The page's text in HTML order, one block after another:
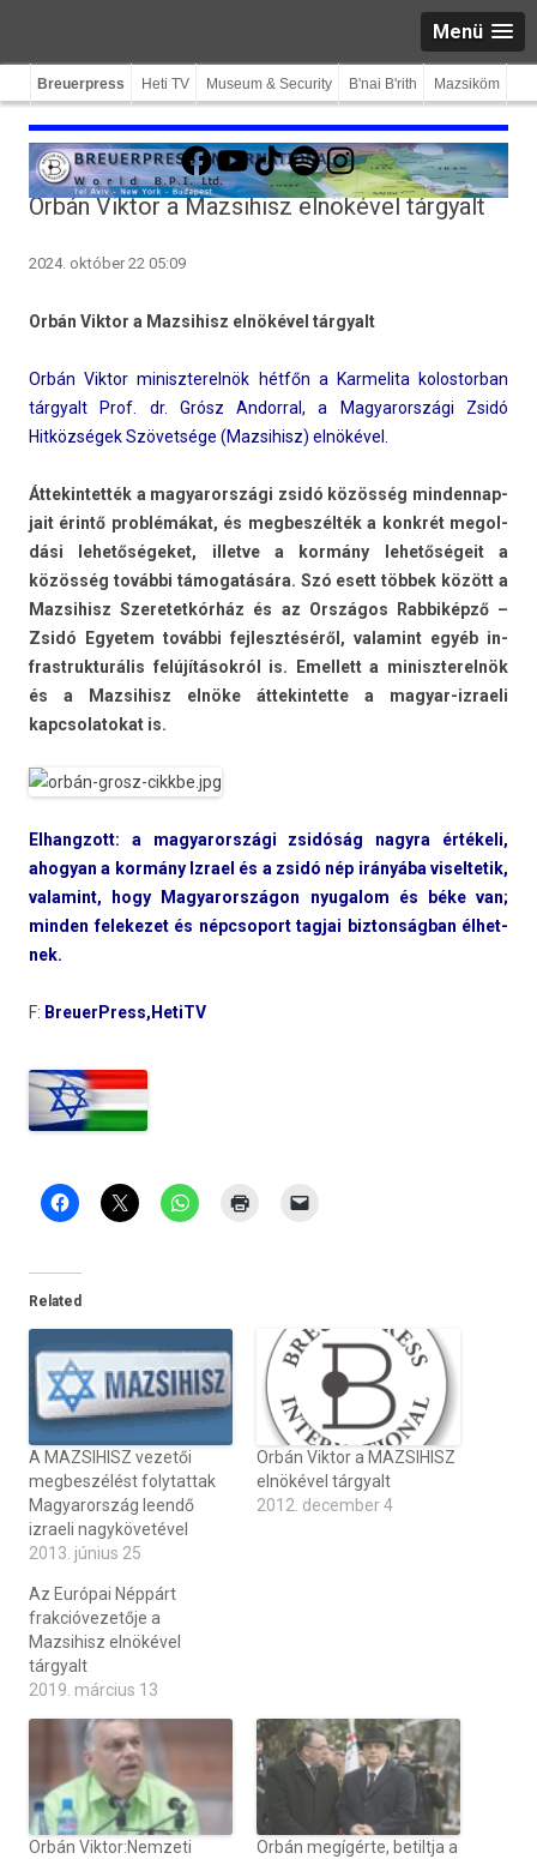
Menü
Breuerpress Heti TV Museum & Security B'nai B'rith Mazsiköm
Facebook
YouTube
TikTokSpotifyInstagram
Orbán Viktor a Mazsihisz elnökével tárgyalt
2024. október 22 05:09
Orbán Vik­tor a Maz­sihisz elnökével tár­gyalt
Orbán Vik­tor miniszterel­nök hétfőn a Kar­melita kolos­torban
tár­gyalt Prof. dr. Grósz An­dorr­al, a Magyarországi Zsidó
Hitközségek Szövetsége (Maz­sihisz) elnökével.
Áttekin­tették a magyarországi zsidó közösség min­dennap­
jait érintő problémákat, és meg­beszél­ték a konkrét megol­
dási lehetőségeket, il­let­ve a kormány lehetőségeit a
közösség további támogatására. Szó esett többek között a
Maz­sihisz Szeretet­kórház és az Országos Rab­biképző –
Zsidó Egyetem további fej­lesztéséről, valamint egyéb in­
frastruk­turális felújításokról is. Em­el­lett a miniszterel­nök
és a Maz­sihisz elnöke áttekin­tette a magyar-izraeli
kapcsolatokat is.
El­hangzott: a magyarországi zsidóság nagyra értékeli,
ahogyan a kormány Iz­rael és a zsidó nép irányába visel­tetik,
valamint, hogy Magyarországon nyugalom és béke van;
mind­en felekezet és népcsoport tag­jai bi­zton­ságban élhet­
nek.
F: BreuerPress,HetiTV
Related
A MAZSIHISZ vezetői
megbeszélést folytattak
Magyarország leendő
izraeli nagykövetével
2013. június 25
Orbán Viktor a MAZSIHISZ
elnökével tárgyalt
2012. december 4
Az Európai Néppárt
frakcióvezetője a
Mazsihisz elnökével
tárgyalt
2019. március 13
Orbán Viktor:Nemzeti
Orbán megígérte, betiltja a